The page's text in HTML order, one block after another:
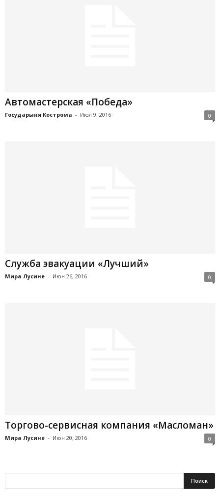
Автомастерская «Победа»
Государыня Кострома - Июл 9, 2016 0
Служба эвакуации «Лучший»
Мира Лусине - Июн 26, 2016 0
Торгово-сервисная компания «Масломан»
Мира Лусине - Июн 20, 2016 0